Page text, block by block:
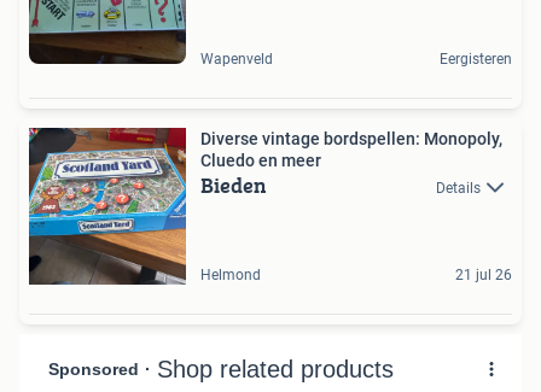
Wapenveld Eergisteren
Diverse vintage bordspellen: Monopoly,
Cluedo en meer
Bieden Details
Helmond 21 jul 26